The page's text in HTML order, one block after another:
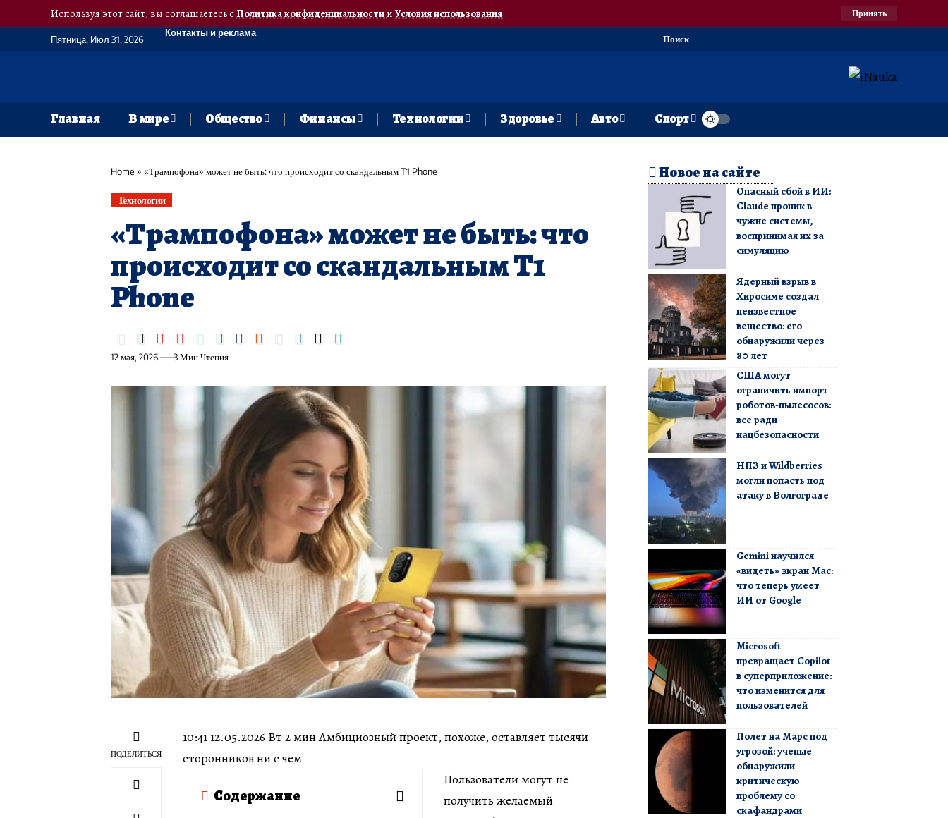
Используя этот сайт, вы соглашаетесь сПолитика конфиденциальностии Условия использования. Принять
Пятница, Июл 31, 2026
Контакты и реклама
Поиск
Главная В мире Общество Финансы Технологии Здоровье Авто Спорт
Home» «Трампофона» может не быть: что происходит со скандальным T1 Phone
Технологии
«Трампофона» может не быть: что
происходит со скандальным T1
Phone
12 мая, 2026 3 Мин Чтения
ПОДЕЛИТЬСЯ
10:41 12.05.2026 Вт 2 мин Амбициозный проект, похоже, оставляет тысячи
сторонников ни с чем
Содержание
Пользователи могут не
получить желаемый
Новое на сайте
Опасный сбой в ИИ:
Claude проник в
чужие системы,
воспринимая их за
симуляцию
Ядерный взрыв в
Хиросиме создал
неизвестное
вещество: его
обнаружили через
80 лет
США могут
ограничить импорт
роботов-пылесосов:
все ради
нацбезопасности
НПЗ и Wildberries
могли попасть под
атаку в Волгограде
Gemini научился
«видеть» экран Mac:
что теперь умеет
ИИ от Google
Microsoft
превращает Copilot
в суперприложение:
что изменится для
пользователей
Полет на Марс под
угрозой: ученые
обнаружили
критическую
проблему со
скафандрами